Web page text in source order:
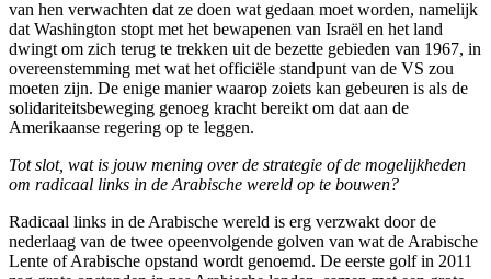
van hen verwachten dat ze doen wat gedaan moet worden, namelijk
dat Washington stopt met het bewapenen van Israël en het land
dwingt om zich terug te trekken uit de bezette gebieden van 1967, in
overeenstemming met wat het officiële standpunt van de VS zou
moeten zijn. De enige manier waarop zoiets kan gebeuren is als de
solidariteitsbeweging genoeg kracht bereikt om dat aan de
Amerikaanse regering op te leggen.
Tot slot, wat is jouw mening over de strategie of de mogelijkheden
om radicaal links in de Arabische wereld op te bouwen?
Radicaal links in de Arabische wereld is erg verzwakt door de
nederlaag van de twee opeenvolgende golven van wat de Arabische
Lente of Arabische opstand wordt genoemd. De eerste golf in 2011